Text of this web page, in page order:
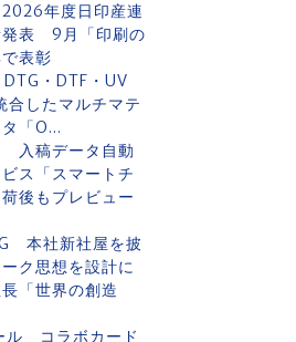
年度日印産連
発表 9月「印刷の
表彰
・DTF・UV
合したマルチマテ
「O...
入稿データ自動
ス「スマートチ
後もプレビュー
本社新社屋を披
ク思想を設計に
「世界の創造
ル コラボカード